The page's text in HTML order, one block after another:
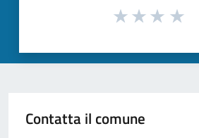
Contatta il comune